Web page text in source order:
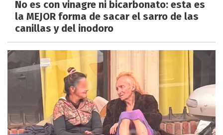
No es con vinagre ni bicarbonato: esta es
la MEJOR forma de sacar el sarro de las
canillas y del inodoro